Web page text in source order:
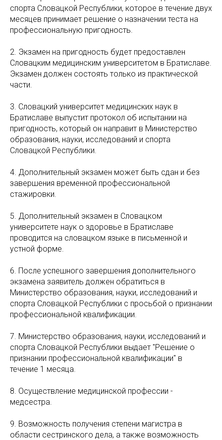
спорта Словацкой Республики, которое в течение двух
месяцев принимает решение о назначении теста на
профессиональную пригодность.
2. Экзамен на пригодность будет предоставлен
Словацким медицинским университетом в Братиславе.
Экзамен должен состоять только из практической
части.
3. Словацкий университет медицинских наук в
Братиславе выпустит протокол об испытании на
пригодность, который он направит в Министерство
образования, науки, исследований и спорта
Словацкой Республики.
4. Дополнительный экзамен может быть сдан и без
завершения временной профессиональной
стажировки.
5. Дополнительный экзамен в Словацком
университете наук о здоровье в Братиславе
проводится на словацком языке в письменной и
устной форме.
6. После успешного завершения дополнительного
экзамена заявитель должен обратиться в
Министерство образования, науки, исследований и
спорта Словацкой Республики с просьбой о признании
профессиональной квалификации.
7. Министерство образования, науки, исследований и
спорта Словацкой Республики выдает "Решение о
признании профессиональной квалификации" в
течение 1 месяца.
8. Осуществление медицинской профессии -
медсестра.
9. Возможность получения степени магистра в
области сестринского дела, а также возможность